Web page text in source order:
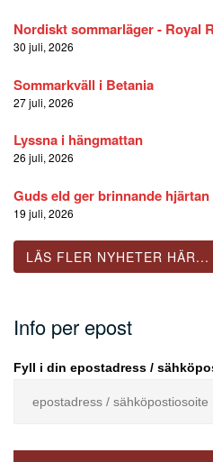
Nordiskt sommarläger - Royal
30 juli, 2026
Sommarkväll i Betania
27 juli, 2026
Lyssna i hängmattan
26 juli, 2026
Guds eld ger brinnande
19 juli, 2026
LÄS FLER NYHETER HÄR...
Info per epost
Fyll i din epostadress /